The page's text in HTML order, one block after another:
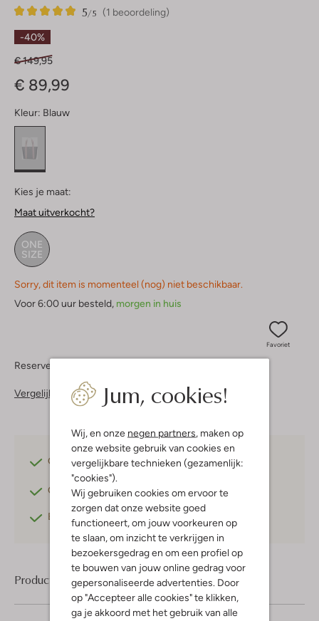
Jum, cookies!
Wij, en onze negen partners , maken op
onze website gebruik van cookies en
vergelijkbare technieken (gezamenlijk:
"cookies").
Wij gebruiken cookies om ervoor te
zorgen dat onze website goed
functioneert, om jouw voorkeuren op
te slaan, om inzicht te verkrijgen in
bezoekersgedrag en om een profiel op
te bouwen van jouw online gedrag voor
gepersonaliseerde advertenties. Door
op "Accepteer alle cookies" te klikken,
ga je akkoord met het gebruik van alle
(1 beoordeling)
5/5
1
5
Sterren
-40%
€ 149,95
€ 89,99
Kleur: Blauw
Kies je maat:
Maat uitverkocht?
ONE
SIZE
Sorry, dit item is momenteel (nog) niet beschikbaar.
Voor 6:00 uur besteld, morgen in huis
Favoriet
Reserveer direct in een van onze 37 boutiques
Vergelijkbare items
Gratis verzendingvanaf €75,-
Gratis retournerenbinnen 30 dagen*
Betaal achteraf
Product informatie